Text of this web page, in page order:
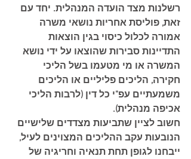
רשלנות מצד הועדה המנהלית. יחד עם
זאת, פוליסת אחריות נושאי משרה
אמורה לכלול כיסוי בגין הוצאות
התדיינות סבירות שהוצאו על ידי נושא
המשרה או מי מטעמו בשל הליכי
חקירה, הליכים פליליים או הליכים
משמעתיים עפ"י כל דין (לרבות הליכי
אכיפה מנהלית).
חשוב לציין שתביעות מצדדים שלישיים
הנובעות עקב ההליכים המצוינים לעיל,
ייבחנו לגופן תחת תנאיה וחריגיה של